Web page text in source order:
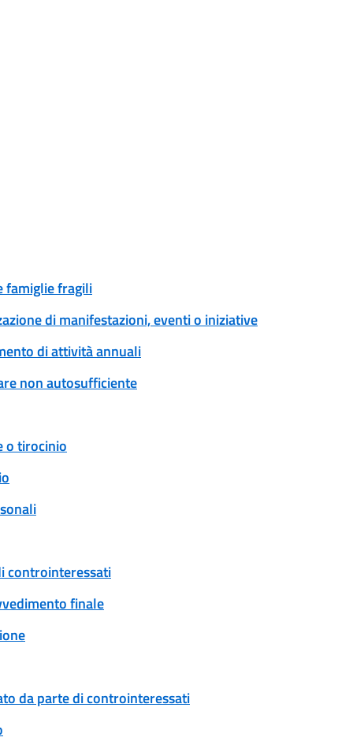
famiglie fragili
di manifestazioni, eventi o iniziative
di attività annuali
non autosufficiente
o tirocinio
controinteressati
finale
da parte di controinteressati